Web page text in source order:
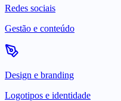
Redes sociais
Gestão e conteúdo
Design e branding
Logotipos e identidade